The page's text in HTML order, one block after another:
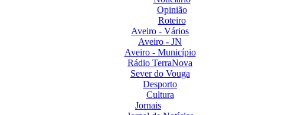
Opinião
Roteiro
Aveiro - Vários
Aveiro - JN
Aveiro - Município
Rádio TerraNova
Sever do Vouga
Desporto
Cultura
Jornais